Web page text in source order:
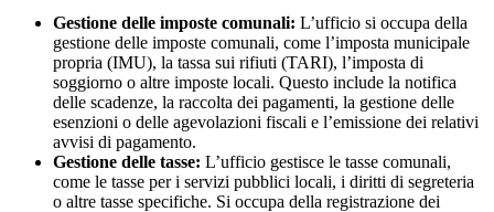
Gestione delle imposte comunali: L’ufficio si occupa della
gestione delle imposte comunali, come l’imposta municipale
propria (IMU), la tassa sui rifiuti (TARI), l’imposta di
soggiorno o altre imposte locali. Questo include la notifica
delle scadenze, la raccolta dei pagamenti, la gestione delle
esenzioni o delle agevolazioni fiscali e l’emissione dei relativi
avvisi di pagamento.
Gestione delle tasse: L’ufficio gestisce le tasse comunali,
come le tasse per i servizi pubblici locali, i diritti di segreteria
o altre tasse specifiche. Si occupa della registrazione dei